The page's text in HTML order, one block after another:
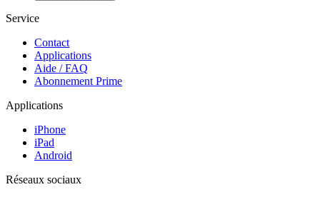
Service
Contact
Applications
Aide / FAQ
Abonnement Prime
Applications
iPhone
iPad
Android
Réseaux sociaux